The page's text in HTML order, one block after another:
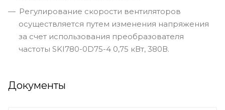
Регулирование скорости вентиляторов
осуществляется путем изменения напряжения
за счет использования преобразователя
частоты SKI780-0D75-4 0,75 кВт, 380В.
Документы